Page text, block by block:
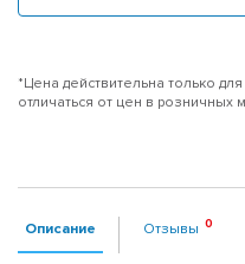
*Цена действительна только
отличаться от цен в розничных
Описание Отзывы